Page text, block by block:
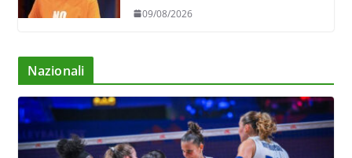
09/08/2026
Nazionali